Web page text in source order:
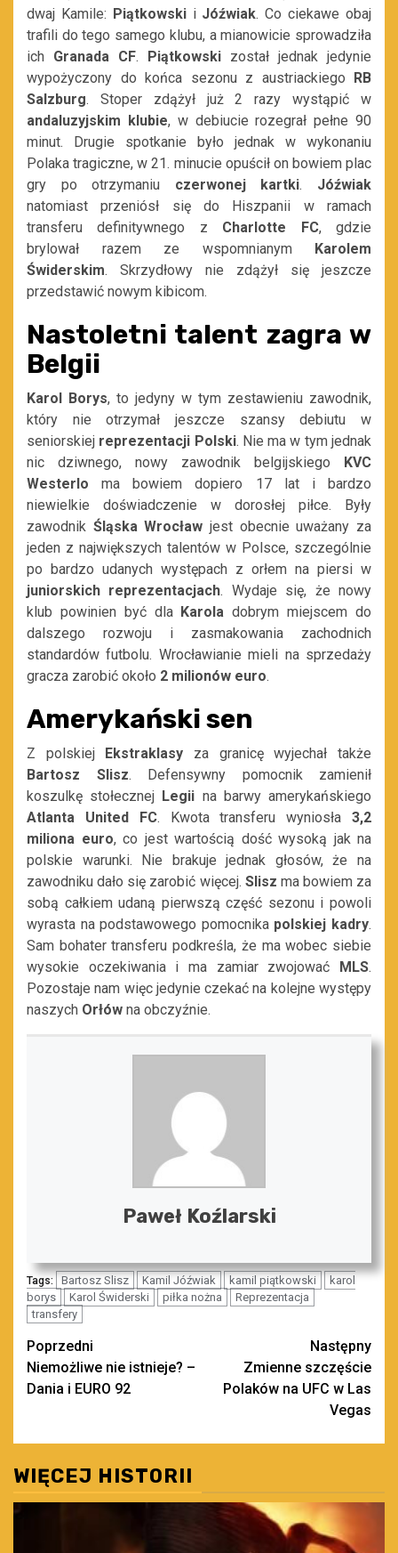
dwaj Kamile: Piątkowskii Jóźwiak. Co ciekawe obaj
trafili do tego samego klubu, a mianowicie sprowadziła
ich Granada CF. Piątkowski został jednak jedynie
wypożyczony do końca sezonu z austriackiego
RB
Salzburg. Stoper zdążył już 2 razy wystąpić w
andaluzyjskim klubie, w debiucie rozegrał pełne 90
minut. Drugie spotkanie było jednak w wykonaniu
Polaka tragiczne, w 21. minucie opuścił on bowiem plac
gry po otrzymaniu czerwonej kartki. Jóźwiak
natomiast przeniósł się do Hiszpanii w ramach
transferu definitywnego z Charlotte FC, gdzie
brylował razem ze wspomnianym
Karolem
Świderskim. Skrzydłowy nie zdążył się jeszcze
przedstawić nowym kibicom.
Nastoletni talent zagra w
Belgii
Karol Borys, to jedyny w tym zestawieniu zawodnik,
który nie otrzymał jeszcze szansy debiutu w
seniorskiej reprezentacji Polski. Nie ma w tym jednak
nic dziwnego, nowy zawodnik belgijskiego
KVC
Westerlo ma bowiem dopiero 17 lat i bardzo
niewielkie doświadczenie w dorosłej piłce. Były
zawodnik Śląska Wrocław jest obecnie uważany za
jeden z największych talentów w Polsce, szczególnie
po bardzo udanych występach z orłem na piersi w
juniorskich reprezentacjach. Wydaje się, że nowy
klub powinien być dlaKarola dobrym miejscem do
dalszego rozwoju i zasmakowania zachodnich
standardów futbolu. Wrocławianie mieli na sprzedaży
gracza zarobić około 2 milionów euro.
Amerykański sen
Z polskiej Ekstraklasy za granicę wyjechał także
Bartosz Slisz. Defensywny pomocnik zamienił
koszulkę stołecznej Legii na barwy amerykańskiego
Atlanta United FC. Kwota transferu wyniosła3,2
miliona euro, co jest wartością dość wysoką jak na
polskie warunki. Nie brakuje jednak głosów, że na
zawodniku dało się zarobić więcej. Slisz ma bowiem za
sobą całkiem udaną pierwszą część sezonu i powoli
wyrasta na podstawowego pomocnika polskiej kadry.
Sam bohater transferu podkreśla, że ma wobec siebie
wysokie oczekiwania i ma zamiar zwojować
MLS.
Pozostaje nam więc jedynie czekać na kolejne występy
naszych Orłów na obczyźnie.
Paweł Koźlarski
Tags: Bartosz Slisz Kamil Jóźwiak kamil piątkowski
karol
borys
Karol Świderski piłka nożna
Reprezentacja
transfery
Zobacz
wpisy
Poprzedni
Niemożliwe nie istnieje? –
Dania i EURO 92
Następny
Zmienne szczęście
Polaków na UFC w Las
Vegas
WIĘCEJ HISTORII